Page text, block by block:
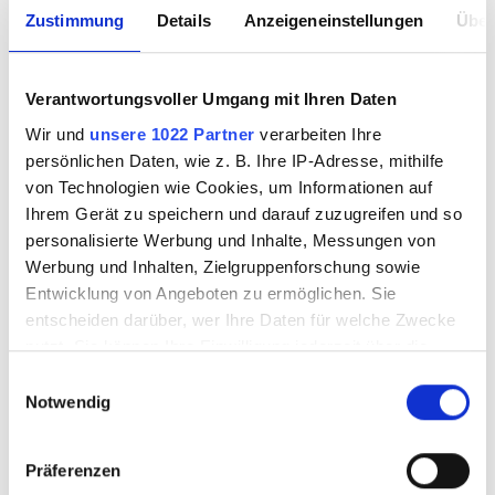
Zustimmung Details Anzeigeneinstellungen
Verantwortungsvoller Umgang mit Ihren Daten
Wir und unsere 1022 Partner verarbeiten Ihre
persönlichen Daten, wie z. B. Ihre IP-Adresse, mithilfe
von Technologien wie Cookies, um Informationen auf
Ihrem Gerät zu speichern und darauf zuzugreifen und so
personalisierte Werbung und Inhalte, Messungen von
Werbung und Inhalten, Zielgruppenforschung sowie
Entwicklung von Angeboten zu ermöglichen. Sie
entscheiden darüber, wer Ihre Daten für welche Zwecke
nutzt. Sie können Ihre Einwilligung jederzeit über die
Trigger Symbol ändern oder widerrufen
Informationen über Ihre geografische Lage
Notwendig
Präferenzen
Provetro Cathedral
1502 20x30cm
Provetro Cathedral
1800 20x30cm
SALE